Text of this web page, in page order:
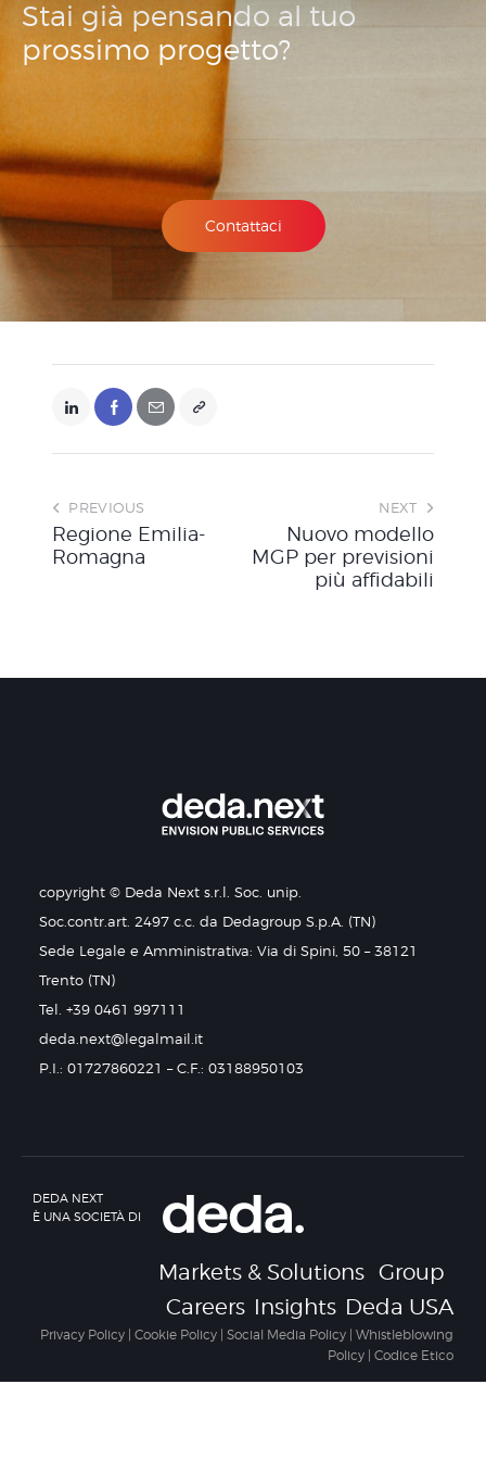
Stai già pensando al tuo
prossimo progetto?
Contattaci
PREVIOUS
Regione Emilia-
Romagna
NEXT
Nuovo modello
MGP per previsioni
più affidabili
copyright © Deda Next s.r.l. Soc. unip.
Soc.contr.art. 2497 c.c. da Dedagroup S.p.A. (TN)
Sede Legale e Amministrativa: Via di Spini, 50 – 38121
Trento (TN)
Tel. +39 0461 997111
deda.next@legalmail.it
P.I.: 01727860221 – C.F.: 03188950103
DEDA NEXT
È UNA SOCIETÀ DI
Markets & Solutions Group
Careers Insights Deda USA
Privacy Policy Cookie Policy Social Media Policy Whistleblowing
Policy Codice Etico